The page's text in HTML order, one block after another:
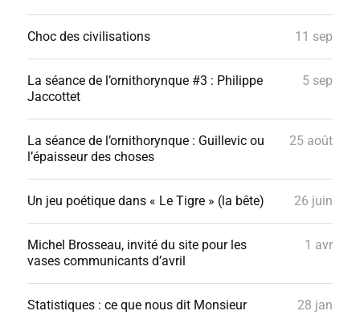
Choc des civilisations 11 sep
La séance de l’ornithorynque #3 : Philippe
Jaccottet
5 sep
La séance de l’ornithorynque : Guillevic ou
l’épaisseur des choses
25 août
Un jeu poétique dans « Le Tigre » (la bête) 26 juin
Michel Brosseau, invité du site pour les
vases communicants d’avril
1 avr
Statistiques : ce que nous dit Monsieur
28 jan